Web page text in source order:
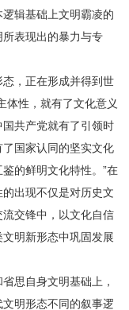
辑基础上文明霸凌的
表现出的暴力与专
，正在形成并得到世
体性，就有了文化意义
共产党就有了引领时
国家认同的坚实文化
的鲜明文化特性。”在
出现不仅是对历史文
交锋中，以文化自信
明新形态中巩固发展
思自身文明基础上，
明形态不同的叙事逻